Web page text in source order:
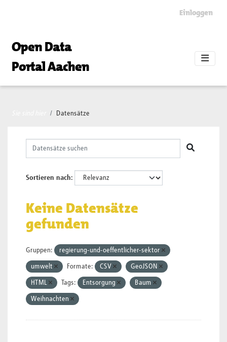
Einloggen
Open Data
Portal Aachen
Datensätze
Sortieren nach
Keine Datensätze
gefunden
Gruppen: regierung-und-oeffentlicher-sektor
umwelt Formate: CSV GeoJSON
HTML Tags: Entsorgung Baum
Weihnachten